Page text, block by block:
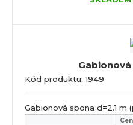
Gabionová
Kód produktu: 1949
Gabionová spona d=2.1 m